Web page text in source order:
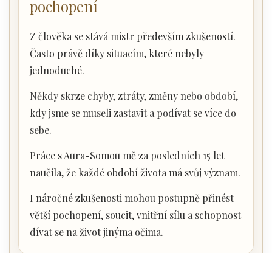
pochopení
Z člověka se stává mistr především zkušeností.
Často právě díky situacím, které nebyly
jednoduché.
Někdy skrze chyby, ztráty, změny nebo období,
kdy jsme se museli zastavit a podívat se více do
sebe.
Práce s Aura-Somou mě za posledních 15 let
naučila, že každé období života má svůj význam.
I náročné zkušenosti mohou postupně přinést
větší pochopení, soucit, vnitřní sílu a schopnost
dívat se na život jinýma očima.